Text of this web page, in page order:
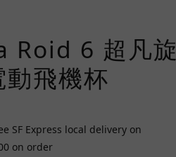
Roid 6 超凡旋
飛機杯
SF Express local delivery on
on order